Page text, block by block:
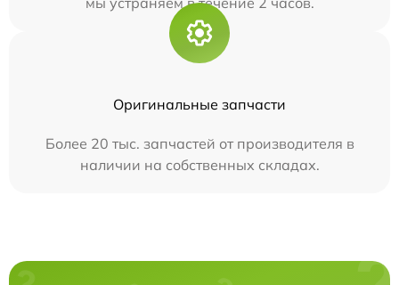
Оригинальные запчасти
Более 20 тыс. запчастей от производителя в
наличии на собственных складах.